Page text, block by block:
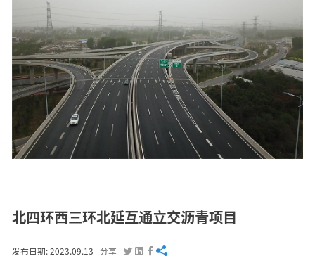
北四环西三环北延互通立交沥青项目
发布日期: 2023.09.13 分享    